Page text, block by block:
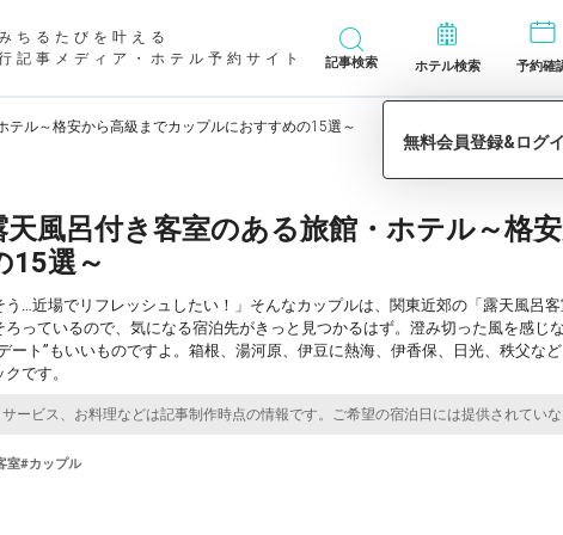
ちるたびを叶える
記事メディア・ホテル予約サイト
記事検索 ホテル検索 予約確
テル～格安から高級までカップルにおすすめの15選～
天風呂付き客室のある旅館・ホテル～格
15選～
う…近場でリフレッシュしたい！」そんなカップルは、関東近郊の「露天風呂
っているので、気になる宿泊先がきっと見つかるはず。澄み切った風を感じ
ート”もいいものですよ。箱根、湯河原、伊豆に熱海、伊香保、日光、秩父な
です。
室#カップル